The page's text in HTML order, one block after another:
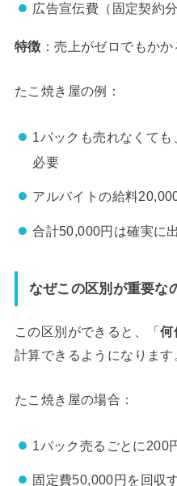
広告宣伝費（固定契約分
特徴 ：売上がゼロでもかか
たこ焼き屋の例：
1パックも売れなくて
必要
アルバイトの給料
合計50,000円は確実に
なぜこの区別が重要な
この区別ができると、「何
計算できるようになります
たこ焼き屋の場合：
1パック売るごとに200
固定費50,000円を回